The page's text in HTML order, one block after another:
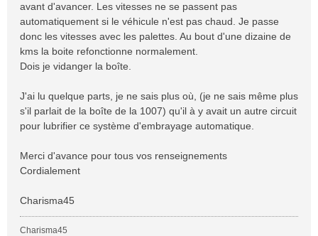
avant d'avancer. Les vitesses ne se passent pas
automatiquement si le véhicule n'est pas chaud. Je passe
donc les vitesses avec les palettes. Au bout d'une dizaine de
kms la boite refonctionne normalement.
Dois je vidanger la boîte.
J'ai lu quelque parts, je ne sais plus où, (je ne sais même plus
s'il parlait de la boîte de la 1007) qu'il à y avait un autre circuit
pour lubrifier ce système d'embrayage automatique.
Merci d'avance pour tous vos renseignements
Cordialement
Charisma45
Charisma45